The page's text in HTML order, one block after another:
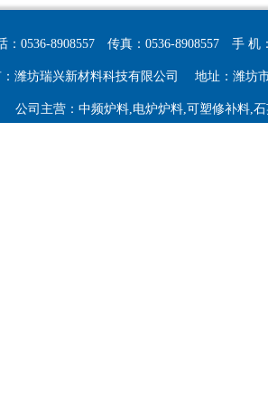
：0536-8908557 传真：0536-8908557 手 机
潍坊瑞兴新材料科技有限公司 地址：潍坊
公司主营：中频炉料,电炉炉料,可塑修补料,